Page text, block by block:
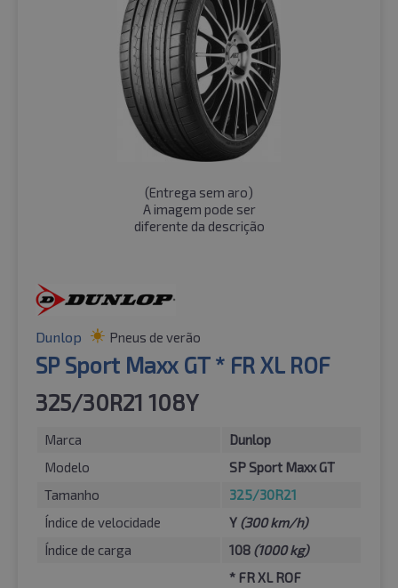
(Entrega sem aro)
A imagem pode ser
diferente da descrição
Dunlop Pneus de verão
SP Sport Maxx GT * FR XL ROF
325/30R21 108Y
Marca
Dunlop
Modelo
SP Sport Maxx GT
Tamanho
325/30R21
Índice de velocidade
Y (300 km/h)
Índice de carga
108 (1000 kg)
* FR XL ROF